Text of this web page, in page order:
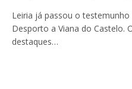
Leiria já passou o testemunho
Desporto a Viana do Castelo.
destaques…